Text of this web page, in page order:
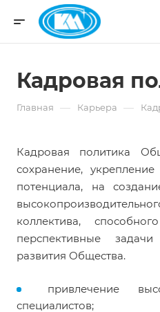
Кадровая
Главная — Карьера —
Кадровая политика
сохранение,
потенциала, на
коллектива,
перспективные
развития Общества.
привлечение
специалистов;